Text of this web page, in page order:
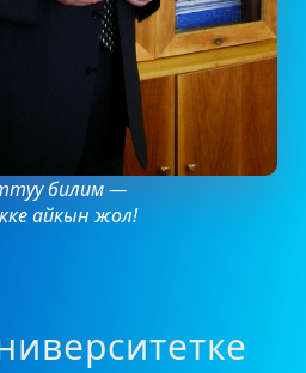
билим —
айкын жол!